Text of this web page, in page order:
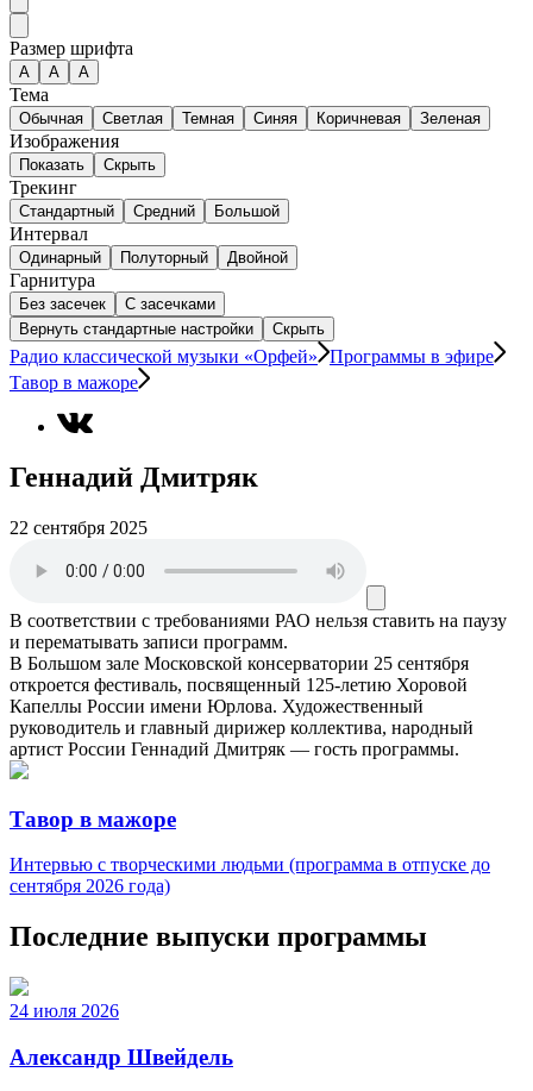
Размер шрифта
А A A
Тема
Обычная Светлая Темная Синяя Коричневая Зеленая
Изображения
Показать Скрыть
Трекинг
Стандартный Средний Большой
Интервал
Одинарный Полуторный Двойной
Гарнитура
Без засечек
С засечками
Вернуть стандартные настройки
Скрыть
Радио классической музыки «Орфей»
Программы в эфире
Тавор в мажоре
Геннадий Дмитряк
22 сентября 2025
В соответствии с требованиями РАО нельзя ставить на паузу
и перематывать записи программ.
В Большом зале Московской консерватории 25 сентября
откроется фестиваль, посвященный 125-летию Хоровой
Капеллы России имени Юрлова. Художественный
руководитель и главный дирижер коллектива, народный
артист России Геннадий Дмитряк — гость программы.
Тавор в мажоре
Интервью с творческими людьми (программа в отпуске до
сентября 2026 года)
Последние выпуски программы
24 июля 2026
Александр Швейдель